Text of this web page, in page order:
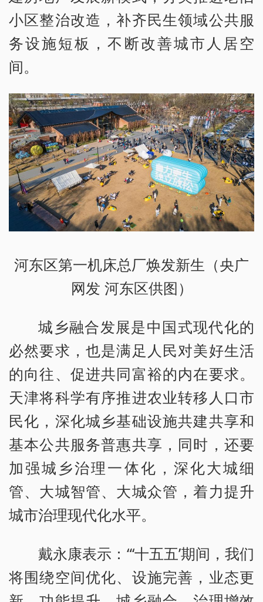
小区整治改造，补齐民生领域公共服
务设施短板，不断改善城市人居空
间。
河东区第一机床总厂焕发新生（央广
网发 河东区供图）
城乡融合发展是中国式现代化的
必然要求，也是满足人民对美好生活
的向往、促进共同富裕的内在要求。
天津将科学有序推进农业转移人口市
民化，深化城乡基础设施共建共享和
基本公共服务普惠共享，同时，还要
加强城乡治理一体化，深化大城细
管、大城智管、大城众管，着力提升
城市治理现代化水平。
戴永康表示：“‘十五五’期间，我们
将围绕空间优化、设施完善，业态更